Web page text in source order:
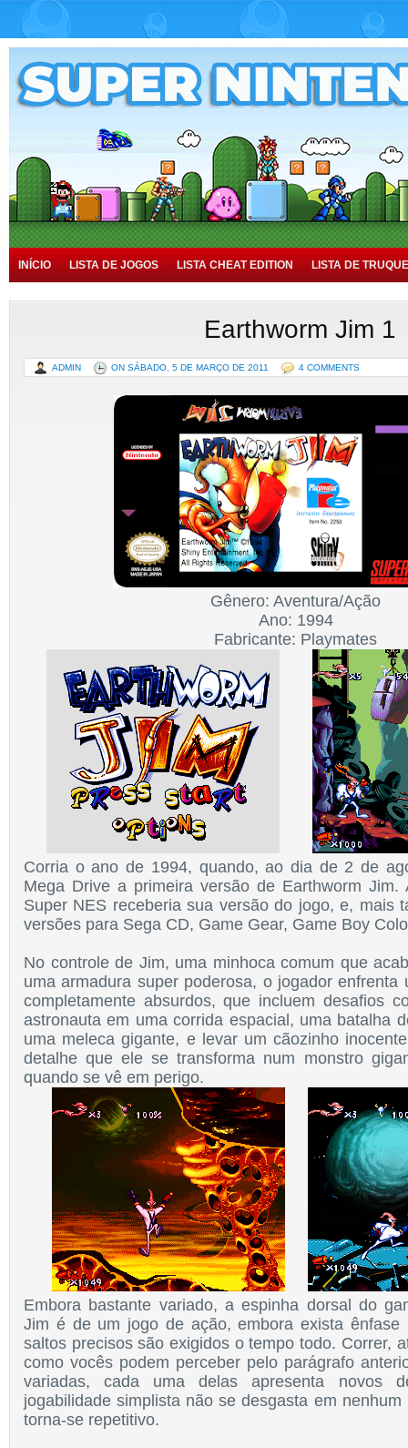
INÍCIO LISTA DE JOGOS LISTA CHEAT EDITION LISTA DE
TUTORIAIS HISTÓRIA
Earthworm Jim 1
ADMIN ON SÁBADO, 5 DE MARÇO DE 2011 4 COMMENTS
Gênero: Aventura/Ação
Ano: 1994
Fabricante: Playmates
Corria o ano de 1994, quando, ao dia de 2 de
Mega Drive a primeira versão de Earthworm Jim.
Super NES receberia sua versão do jogo, e, mais
versões para Sega CD, Game Gear, Game Boy
No controle de Jim, uma minhoca comum que
uma armadura super poderosa, o jogador enfrenta
completamente absurdos, que incluem desafios
astronauta em uma corrida espacial, uma batalha
uma meleca gigante, e levar um cãozinho
detalhe que ele se transforma num monstro
quando se vê em perigo.
Embora bastante variado, a espinha dorsal do
Jim é de um jogo de ação, embora exista ênfase
saltos precisos são exigidos o tempo todo. Correr,
como vocês podem perceber pelo parágrafo
variadas, cada uma delas apresenta novos
jogabilidade simplista não se desgasta em
torna-se repetitivo.